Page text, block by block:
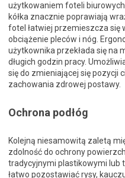
użytkowaniem foteli
kółka znacznie poprawiają
fotel łatwiej przemieszcza się
obciążenie pleców i nóg.
użytkownika przekłada się na
długich godzin pracy.
się do zmieniającej się pozycji
zachowania zdrowej postawy.
Ochrona podłóg
Kolejną niesamowitą zaletą
zdolność do ochrony
tradycyjnymi plastikowymi lub
łatwo pozostawiać rysy,